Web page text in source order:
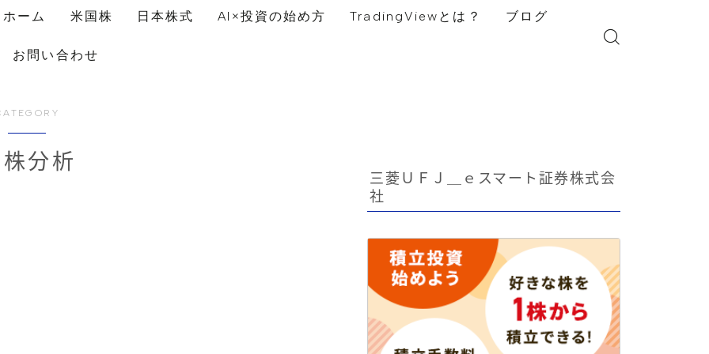
ホーム 米国株 日本株式 AI×投資の始め方 TradingViewとは？ ブログ
お問い合わせ
分析
三菱ＵＦＪ＿ｅスマート証券株式会
社